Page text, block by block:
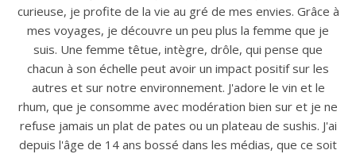
curieuse, je profite de la vie au gré de mes envies. Grâce à
mes voyages, je découvre un peu plus la femme que je
suis. Une femme têtue, intègre, drôle, qui pense que
chacun à son échelle peut avoir un impact positif sur les
autres et sur notre environnement. J'adore le vin et le
rhum, que je consomme avec modération bien sur et je ne
refuse jamais un plat de pates ou un plateau de sushis. J'ai
depuis l'âge de 14 ans bossé dans les médias, que ce soit